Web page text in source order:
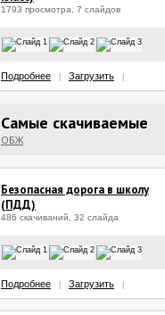
1793 просмотра, 7 слайдов
Подробнее Загрузить
Самые скачиваемые
ОБЖ
Безопасная дорога в школу
(ПДД)
486 скачиваний, 32 слайда
Подробнее Загрузить